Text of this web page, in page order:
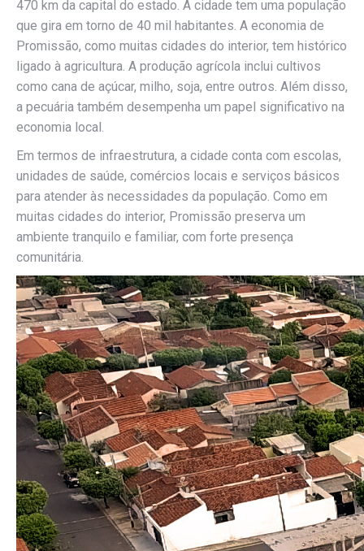
470 km da capital do estado. A cidade tem uma população
que gira em torno de 40 mil habitantes. A economia de
Promissão, como muitas cidades do interior, tem histórico
ligado à agricultura. A produção agrícola inclui cultivos
como cana de açúcar, milho, soja, entre outros. Além disso,
a pecuária também desempenha um papel significativo na
economia local.
Em termos de infraestrutura, a cidade conta com escolas,
unidades de saúde, comércios locais e serviços básicos
para atender às necessidades da população. Como em
muitas cidades do interior, Promissão preserva um
ambiente tranquilo e familiar, com forte presença
comunitária.